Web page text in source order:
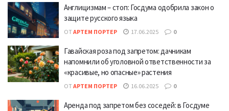
Англицизмам – стоп: Госдума одобрила закон о
защите русского языка
ОТ АРТЕМ ПОРТЕР 17.06.2025 0
Гавайская роза под запретом: дачникам
напомнили об уголовной ответственности за
«красивые, но опасные» растения
ОТ АРТЕМ ПОРТЕР 16.06.2025 0
Аренда под запретом без соседей: в Госдуме